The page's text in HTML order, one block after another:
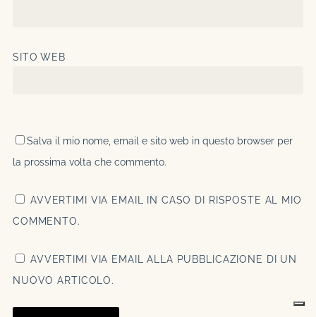
Subtotale:
VISUALIZZA CARRELLO
SITO WEB
Salva il mio nome, email e sito web in questo browser per
la prossima volta che commento.
AVVERTIMI VIA EMAIL IN CASO DI RISPOSTE AL MIO
COMMENTO.
AVVERTIMI VIA EMAIL ALLA PUBBLICAZIONE DI UN
NUOVO ARTICOLO.